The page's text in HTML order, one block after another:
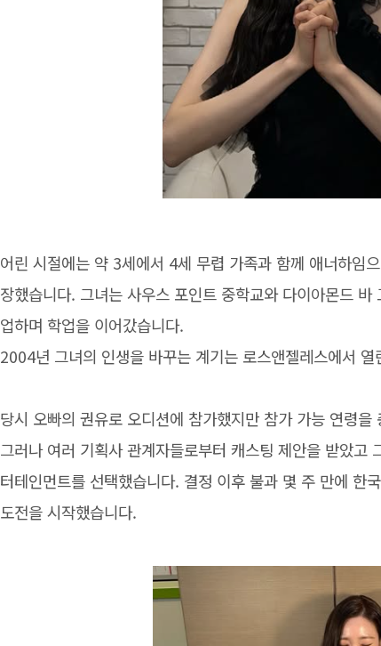
어린 시절에는 약 3세에서 4세 무렵 가족과 함께 애너하임
장했습니다. 그녀는 사우스 포인트 중학교와 다이아몬드
업하며 학업을 이어갔습니다.
2004년 그녀의 인생을 바꾸는 계기는 로스앤젤레스에서 열
당시 오빠의 권유로 오디션에 참가했지만 참가 가능 연령
그러나 여러 기획사 관계자들로부터 캐스팅 제안을 받았고
터테인먼트를 선택했습니다. 결정 이후 불과 몇 주 만에 한
도전을 시작했습니다.